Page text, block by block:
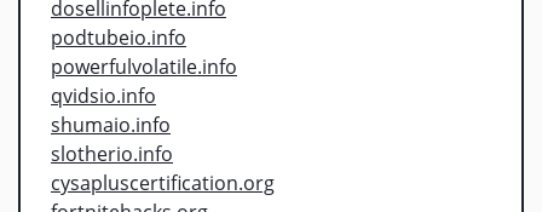
dosellinfoplete.info
podtubeio.info
powerfulvolatile.info
qvidsio.info
shumaio.info
slotherio.info
cysapluscertification.org